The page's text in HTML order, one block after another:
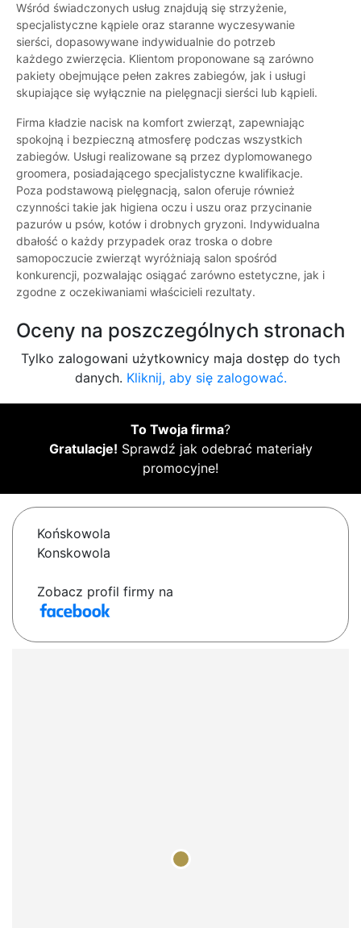
Wśród świadczonych usług znajdują się strzyżenie,
specjalistyczne kąpiele oraz staranne wyczesywanie
sierści, dopasowywane indywidualnie do potrzeb
każdego zwierzęcia. Klientom proponowane są zarówno
pakiety obejmujące pełen zakres zabiegów, jak i usługi
skupiające się wyłącznie na pielęgnacji sierści lub kąpieli.
Firma kładzie nacisk na komfort zwierząt, zapewniając
spokojną i bezpieczną atmosferę podczas wszystkich
zabiegów. Usługi realizowane są przez dyplomowanego
groomera, posiadającego specjalistyczne kwalifikacje.
Poza podstawową pielęgnacją, salon oferuje również
czynności takie jak higiena oczu i uszu oraz przycinanie
pazurów u psów, kotów i drobnych gryzoni. Indywidualna
dbałość o każdy przypadek oraz troska o dobre
samopoczucie zwierząt wyróżniają salon spośród
konkurencji, pozwalając osiągać zarówno estetyczne, jak i
zgodne z oczekiwaniami właścicieli rezultaty.
Oceny na poszczególnych stronach
Tylko zalogowani użytkownicy maja dostęp do tych
danych. Kliknij, aby się zalogować.
To Twoja firma?
Gratulacje! Sprawdź jak odebrać materiały
promocyjne!
Końskowola
Konskowola
Zobacz profil firmy na